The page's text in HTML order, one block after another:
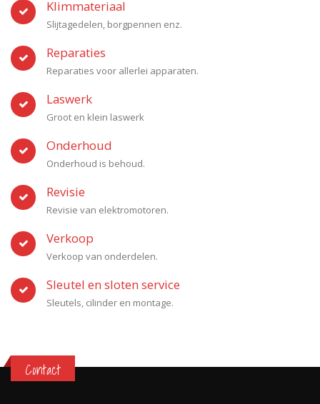
Klimmateriaal
Slijtagedelen, borgpennen enz.
Reparaties
Reparaties voor allerlei apparaten.
Laswerk
Groot en klein laswerk
Onderhoud
Onderhoud is behoud.
Revisie
Revisie van elektromotoren.
Verkoop
Verkoop van onderdelen.
Sleutel en sloten service
Sleutels, cilinder en montage.
Contact